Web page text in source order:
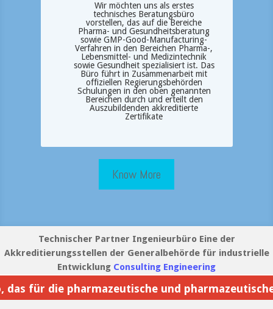
Wir möchten uns als erstes
technisches Beratungsbüro
vorstellen, das auf die Bereiche
Pharma- und Gesundheitsberatung
sowie GMP-Good-Manufacturing-
Verfahren in den Bereichen Pharma-,
Lebensmittel- und Medizintechnik
sowie Gesundheit spezialisiert ist. Das
Büro führt in Zusammenarbeit mit
offiziellen Regierungsbehörden
Schulungen in den oben genannten
Bereichen durch und erteilt den
Auszubildenden akkreditierte
Zertifikate
Know More
Technischer Partner Ingenieurbüro Eine der
Akkreditierungsstellen der Generalbehörde für industrielle
Entwicklung Consulting Engineering
pharmazeutische und pharmazeutische